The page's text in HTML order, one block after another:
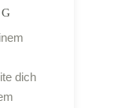
dich